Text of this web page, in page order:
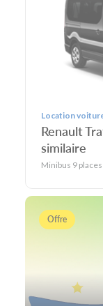
Location
Renault
similaire
Minibus 9
Offre